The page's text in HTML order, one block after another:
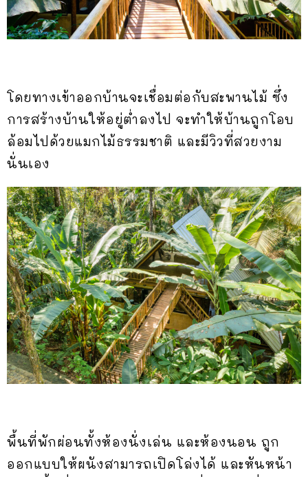
โดยทางเข้าออกบ้านจะเชื่อมต่อกับสะพานไม้ ซึ่ง
การสร้างบ้านให้อยู่ต่ำลงไป จะทำให้บ้านถูกโอบ
ล้อมไปด้วยแมกไม้ธรรมชาติ และมีวิวที่สวยงาม
นั่นเอง
พื้นที่พักผ่อนทั้งห้องนั่งเล่น และห้องนอน ถูก
ออกแบบให้ผนังสามารถเปิดโล่งได้ และหันหน้า